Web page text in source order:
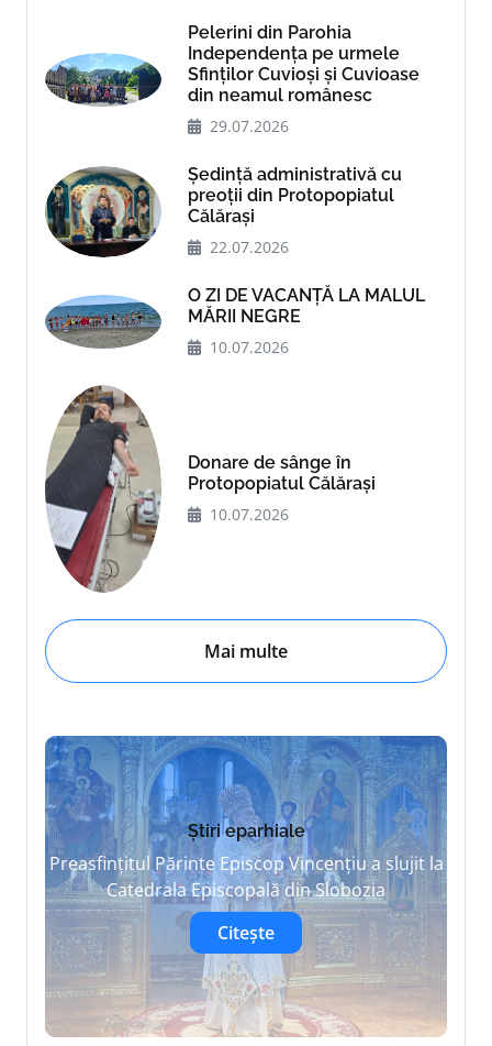
Pelerini din Parohia
Independența pe urmele
Sfinților Cuvioși și Cuvioase
din neamul românesc
29.07.2026
Ședință administrativă cu
preoții din Protopopiatul
Călărași
22.07.2026
O ZI DE VACANȚĂ LA MALUL
MĂRII NEGRE
10.07.2026
Donare de sânge în
Protopopiatul Călărași
10.07.2026
Mai multe
Știri eparhiale
Preasfințitul Părinte Episcop Vincențiu a slujit la
Catedrala Episcopală din Slobozia
Citește